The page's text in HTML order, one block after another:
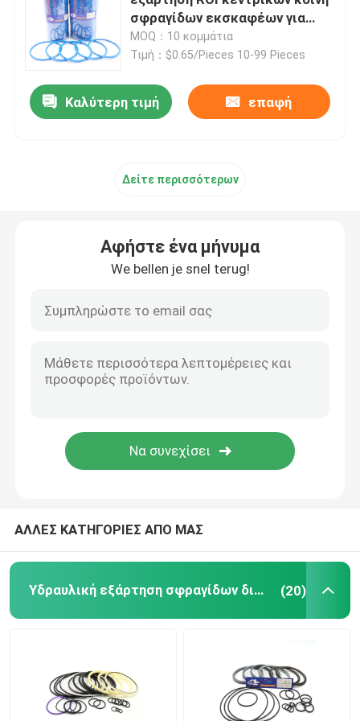
Εξάρτηση σφραγίδων εκσκαφέων
jcb εξάρτηση σφραγίδων
Υδραυλικό παρέμβυσμα ελαίου
Υδραυλικό δαχτυλίδι ένδυσης
Μέρη μηχανών υδραυλικών αντλιών
Ανταλλακτικά εκσκαφέων
σφραγίδων εκσκαφέων για
μηχανικό
MOQ：10 κομμάτια
Τιμή：$0.65/Pieces 10-99 Pieces
Καλύτερη τιμή επαφή
Δείτε περισσότερων
Αφήστε ένα μήνυμα
We bellen je snel terug!
ΑΛΛΕΣ ΚΑΤΗΓΟΡΙΕΣ ΑΠΟ ΜΑΣ
Υδραυλική εξάρτηση σφραγίδων διακοπτών (20)